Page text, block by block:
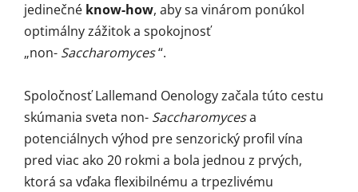
jedinečné know-how, aby sa vinárom ponúkol
optimálny zážitok a spokojnosť
„non- Saccharomyces“.
Spoločnosť Lallemand Oenology začala túto cestu
skúmania sveta non- Saccharomycesa
potenciálnych výhod pre senzorický profil vína
pred viac ako 20 rokmi a bola jednou z prvých,
ktorá sa vďaka flexibilnému a trpezlivému